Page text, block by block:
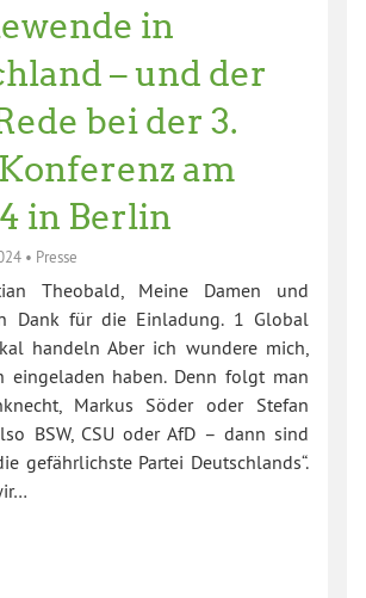
in
– und der
bei der 3.
am
in Berlin
• Presse
Theobald, Meine Damen und
Dank für die Einladung. 1 Global
handeln Aber ich wundere mich,
eingeladen haben. Denn folgt man
Markus Söder oder Stefan
BSW, CSU oder AfD – dann sind
gefährlichste Partei Deutschlands“.